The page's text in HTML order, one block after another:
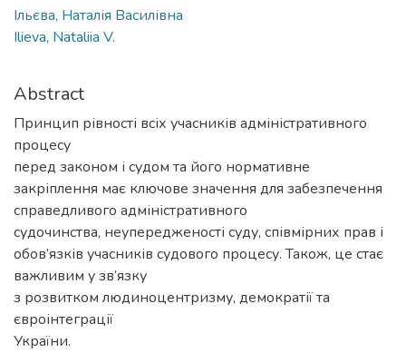
Ільєва, Наталія Василівна
Ilieva, Nataliia V.
Abstract
Принцип рівності всіх учасників адміністративного
процесу
перед законом і судом та його нормативне
закріплення має ключове значення для забезпечення
справедливого адміністративного
судочинства, неупередженості суду, співмірних прав і
обов’язків учасників судового процесу. Також, це стає
важливим у зв’язку
з розвитком людиноцентризму, демократії та
євроінтеграції
України.